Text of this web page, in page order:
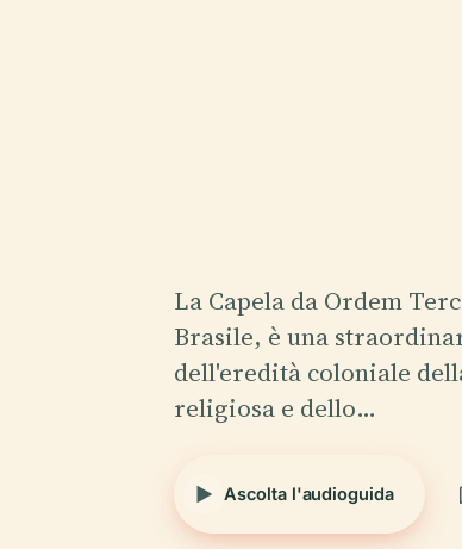
La Capela da Ordem
Brasile, è una
dell'eredità coloniale
religiosa e dello…
Ascolta l'audioguida